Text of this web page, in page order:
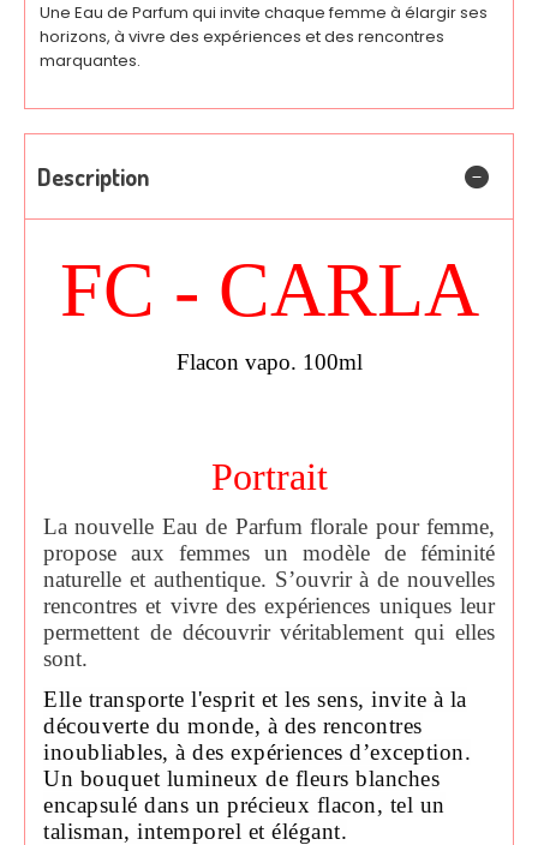
Une Eau de Parfum qui invite chaque femme à élargir ses
horizons, à vivre des expériences et des rencontres
marquantes.
Description
FC - CARLA
Flacon vapo. 100ml
Portrait
La nouvelle Eau de Parfum florale pour femme,
propose aux femmes un modèle de féminité
naturelle et authentique. S’ouvrir à de nouvelles
rencontres et vivre des expériences uniques leur
permettent de découvrir véritablement qui elles
sont.
Elle transporte l'esprit et les sens, invite à la
découverte du monde, à des rencontres
inoubliables, à des expériences d’exception.
Un bouquet lumineux de fleurs blanches
encapsulé dans un précieux flacon, tel un
talisman, intemporel et élégant.